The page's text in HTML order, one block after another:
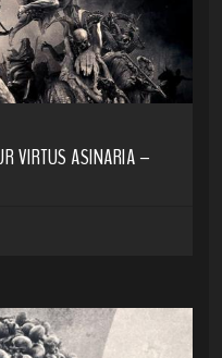
VIRTUS ASINARIA –